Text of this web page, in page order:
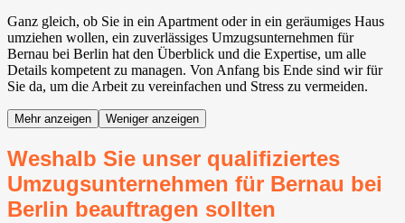
Ganz gleich, ob Sie in ein Apartment oder in ein geräumiges Haus
umziehen wollen, ein zuverlässiges Umzugsunternehmen für
Bernau bei Berlin hat den Überblick und die Expertise, um alle
Details kompetent zu managen. Von Anfang bis Ende sind wir für
Sie da, um die Arbeit zu vereinfachen und Stress zu vermeiden.
Mehr anzeigen Weniger anzeigen
Weshalb Sie unser qualifiziertes
Umzugsunternehmen für Bernau bei
Berlin beauftragen sollten